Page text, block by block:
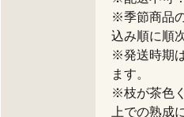
※季節商品
込み順に順
※発送時期
ます。
※枝が茶色
上での熟成